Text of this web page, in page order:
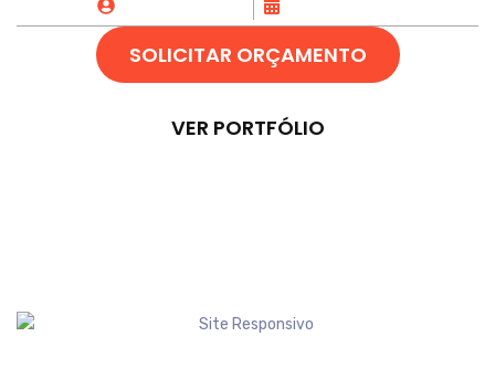
SOLICITAR ORÇAMENTO
VER PORTFÓLIO